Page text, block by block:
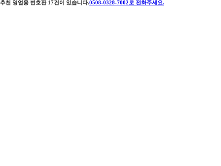
추천 영업용 번호판 17건이 있습니다.0508-0328-7002 로 전화주세요.